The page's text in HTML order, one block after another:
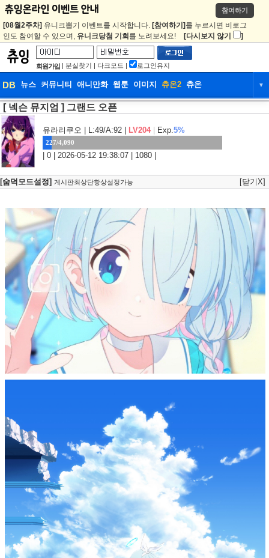
참여하기
[08월2주차] 유니크뽑기 이벤트를 시작합니다. [참여하기] 를 누르시면 비로그
인도 참여할 수 있으며, 유니크당첨 기회 를 노려보세요! [다시보지 않기 ]
회원가입 | 분실찾기 | 다크모드 | 로그인유지
DB 뉴스 커뮤니티 애니만화 웹툰 이미지 츄온2 츄온 ▼
DB 뉴스
웹툰 이미지 츄온2
[ 넥슨 뮤지엄 ] 그랜드 오픈
유라리쿠오 | L:49/A:92 | LV204 Exp.5%
227/4,090
| 0 | 2026-05-12 19:38:07 | 1080 |
[숨덕모드설정] 게시판최상단항상설정가능 [닫기X]